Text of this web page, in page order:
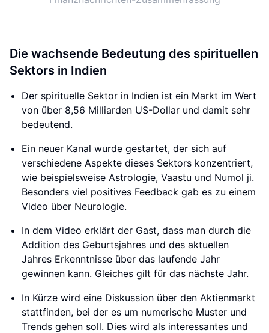
Die wachsende Bedeutung des spirituellen
Sektors in Indien
Der spirituelle Sektor in Indien ist ein Markt im Wert
von über 8,56 Milliarden US-Dollar und damit sehr
bedeutend.
Ein neuer Kanal wurde gestartet, der sich auf
verschiedene Aspekte dieses Sektors konzentriert,
wie beispielsweise Astrologie, Vaastu und Numol ji.
Besonders viel positives Feedback gab es zu einem
Video über Neurologie.
In dem Video erklärt der Gast, dass man durch die
Addition des Geburtsjahres und des aktuellen
Jahres Erkenntnisse über das laufende Jahr
gewinnen kann. Gleiches gilt für das nächste Jahr.
In Kürze wird eine Diskussion über den Aktienmarkt
stattfinden, bei der es um numerische Muster und
Trends gehen soll. Dies wird als interessantes und